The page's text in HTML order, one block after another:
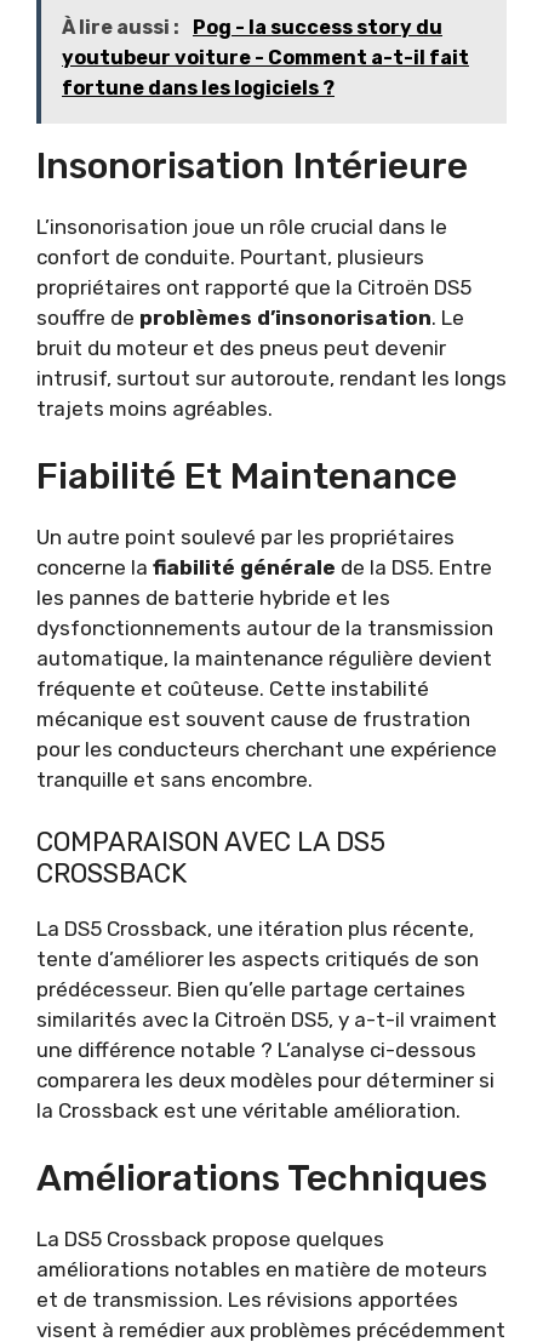
À lire aussi :
Pog - la success story du
youtubeur voiture - Comment a-t-il fait
fortune dans les logiciels ?
Insonorisation Intérieure
L’insonorisation joue un rôle crucial dans le
confort de conduite. Pourtant, plusieurs
propriétaires ont rapporté que la Citroën DS5
souffre de problèmes d’insonorisation. Le
bruit du moteur et des pneus peut devenir
intrusif, surtout sur autoroute, rendant les longs
trajets moins agréables.
Fiabilité Et Maintenance
Un autre point soulevé par les propriétaires
concerne la fiabilité générale de la DS5. Entre
les pannes de batterie hybride et les
dysfonctionnements autour de la transmission
automatique, la maintenance régulière devient
fréquente et coûteuse. Cette instabilité
mécanique est souvent cause de frustration
pour les conducteurs cherchant une expérience
tranquille et sans encombre.
COMPARAISON AVEC LA DS5
CROSSBACK
La DS5 Crossback, une itération plus récente,
tente d’améliorer les aspects critiqués de son
prédécesseur. Bien qu’elle partage certaines
similarités avec la Citroën DS5, y a-t-il vraiment
une différence notable ? L’analyse ci-dessous
comparera les deux modèles pour déterminer si
la Crossback est une véritable amélioration.
Améliorations Techniques
La DS5 Crossback propose quelques
améliorations notables en matière de moteurs
et de transmission. Les révisions apportées
visent à remédier aux problèmes précédemment